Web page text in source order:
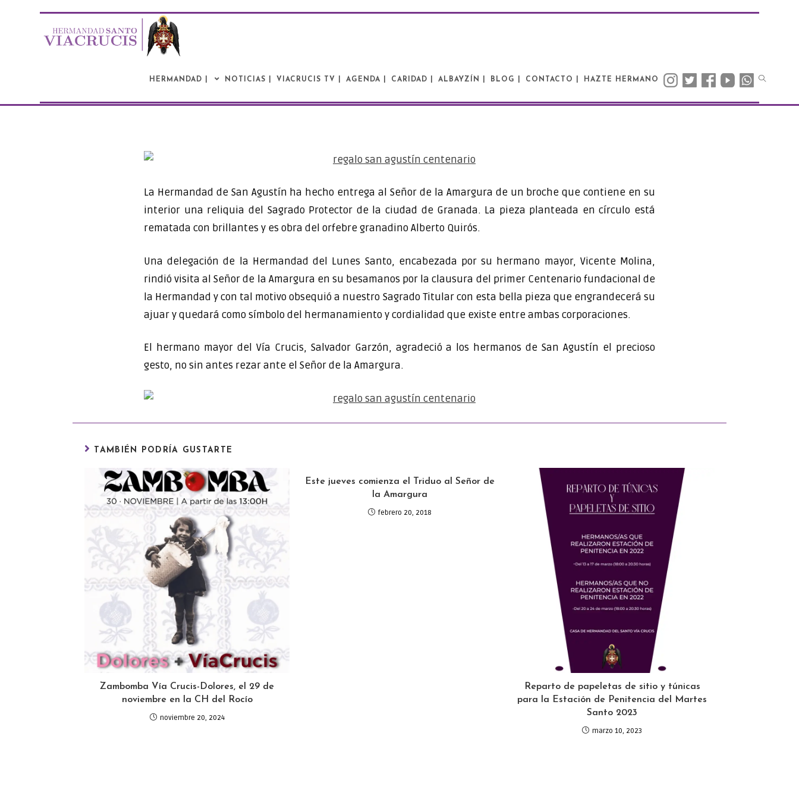
HERMANDAD | NOTICIAS | VIACRUCIS TV | AGENDA | CARIDAD | ALBAYZÍN | BLOG | CONTACTO | HAZTE HERMANO
La Hermandad de San Agustín ha hecho entrega al Señor de la Amargura de un broche que contiene en su
interior una reliquia del Sagrado Protector de la ciudad de Granada. La pieza planteada en círculo está
rematada con brillantes y es obra del orfebre granadino Alberto Quirós.
Una delegación de la Hermandad del Lunes Santo, encabezada por su hermano mayor, Vicente Molina,
rindió visita al Señor de la Amargura en su besamanos por la clausura del primer Centenario fundacional de
la Hermandad y con tal motivo obsequió a nuestro Sagrado Titular con esta bella pieza que engrandecerá su
ajuar y quedará como símbolo del hermanamiento y cordialidad que existe entre ambas corporaciones.
El hermano mayor del Vía Crucis, Salvador Garzón, agradeció a los hermanos de San Agustín el precioso
gesto, no sin antes rezar ante el Señor de la Amargura.
TAMBIÉN PODRÍA GUSTARTE
Zambomba Vía Crucis-Dolores, el 29 de
noviembre en la CH del Rocío
noviembre 20, 2024
Este jueves comienza el Triduo al Señor de
la Amargura
febrero 20, 2018
Reparto de papeletas de sitio y túnicas
para la Estación de Penitencia del Martes
Santo 2023
marzo 10, 2023